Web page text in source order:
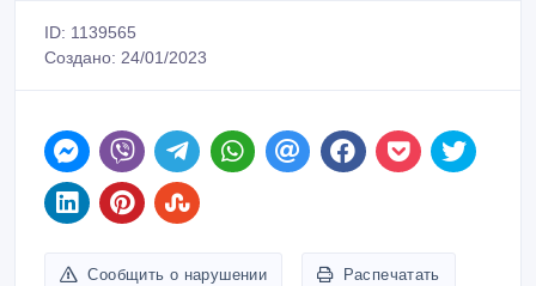
ID: 1139565
Создано: 24/01/2023
Сообщить о нарушении Распечатать